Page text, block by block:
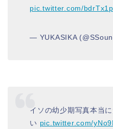
pic.twitter.com/
— YUKASIKA
イソの幼少期写真本当
い pic.twitter.com/